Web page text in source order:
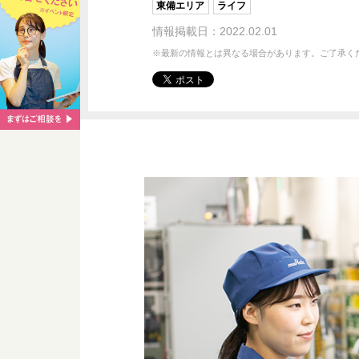
東備エリア ライフ
情報掲載日：2022.02.01
※最新の情報とは異なる場合があります。ご了承く